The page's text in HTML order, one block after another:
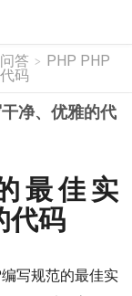
答 > PHP PHP
码
净、优雅的代
最佳实
代码
写规范的最佳实